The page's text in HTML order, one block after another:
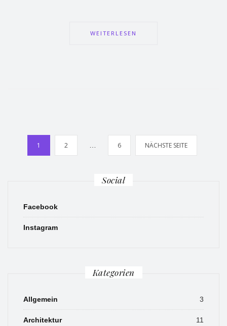
WEITERLESEN
Seitennummerierung
der
1 2 6 NÄCHSTE SEITE
Social
Facebook
Instagram
Kategorien
Allgemein 3
Architektur 11